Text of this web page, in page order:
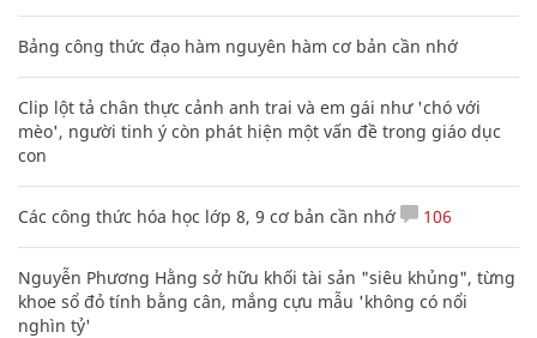
Bảng công thức đạo hàm nguyên hàm cơ bản cần nhớ
Clip lột tả chân thực cảnh anh trai và em gái như 'chó với
mèo', người tinh ý còn phát hiện một vấn đề trong giáo dục
con
Các công thức hóa học lớp 8, 9 cơ bản cần nhớ 106
Nguyễn Phương Hằng sở hữu khối tài sản "siêu khủng", từng
khoe sổ đỏ tính bằng cân, mắng cựu mẫu 'không có nổi
nghìn tỷ'